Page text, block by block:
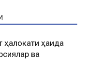
ҳалокати ҳақида
ва